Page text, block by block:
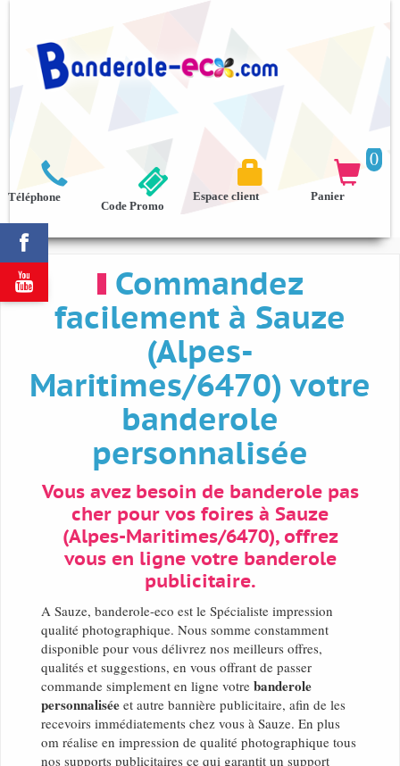



Téléphone
0

Panier

Espace client
Code Promo
Commandez
facilement à Sauze
(Alpes-
Maritimes/6470) votre
banderole
personnalisée
Vous avez besoin de banderole pas
cher pour vos foires à Sauze
(Alpes-Maritimes/6470), offrez
vous en ligne votre banderole
publicitaire.
A Sauze, banderole-eco est le Spécialiste impression
qualité photographique. Nous somme constamment
disponible pour vous délivrez nos meilleurs offres,
qualités et suggestions, en vous offrant de passer
commande simplement en ligne votre banderole
personnalisée et autre bannière publicitaire, afin de les
recevoirs immédiatements chez vous à Sauze. En plus
om réalise en impression de qualité photographique tous
nos supports publicitaires ce qui garantit un support